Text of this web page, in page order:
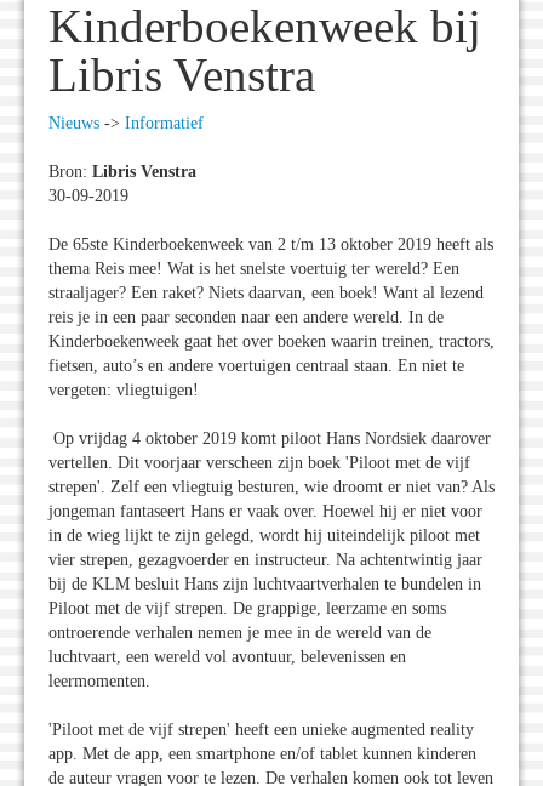
Kinderboekenweek bij
Libris Venstra
Nieuws -> Informatief
Bron: Libris Venstra
30-09-2019
De 65ste Kinderboekenweek van 2 t/m 13 oktober 2019 heeft als
thema Reis mee! Wat is het snelste voertuig ter wereld? Een
straaljager? Een raket? Niets daarvan, een boek! Want al lezend
reis je in een paar seconden naar een andere wereld. In de
Kinderboekenweek gaat het over boeken waarin treinen, tractors,
fietsen, auto’s en andere voertuigen centraal staan. En niet te
vergeten: vliegtuigen!
Op vrijdag 4 oktober 2019 komt piloot Hans Nordsiek daarover
vertellen. Dit voorjaar verscheen zijn boek 'Piloot met de vijf
strepen'. Zelf een vliegtuig besturen, wie droomt er niet van? Als
jongeman fantaseert Hans er vaak over. Hoewel hij er niet voor
in de wieg lijkt te zijn gelegd, wordt hij uiteindelijk piloot met
vier strepen, gezagvoerder en instructeur. Na achtentwintig jaar
bij de KLM besluit Hans zijn luchtvaartverhalen te bundelen in
Piloot met de vijf strepen. De grappige, leerzame en soms
ontroerende verhalen nemen je mee in de wereld van de
luchtvaart, een wereld vol avontuur, belevenissen en
leermomenten.
'Piloot met de vijf strepen' heeft een unieke augmented reality
app. Met de app, een smartphone en/of tablet kunnen kinderen
de auteur vragen voor te lezen. De verhalen komen ook tot leven